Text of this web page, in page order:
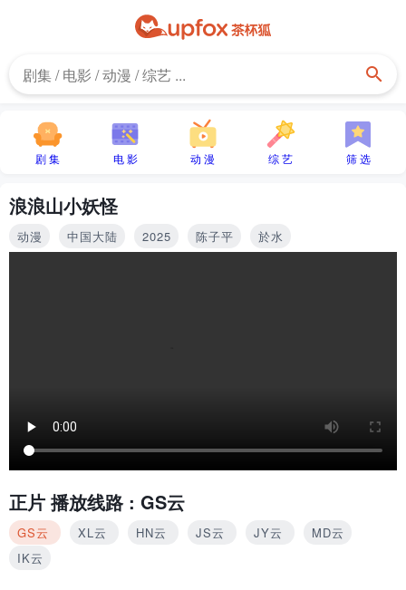
剧 集 电 影 动 漫 综 艺 筛 选
浪浪山小妖怪
动漫 中国大陆 2025 陈子平 於水
正片 播放线路 : GS云
GS云 XL云 HN云 JS云 JY云
MD云
IK云